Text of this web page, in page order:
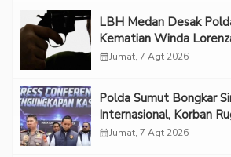
LBH Medan Desak
Kematian Winda
calendar_monthJumat, 7 Agt 2026
Polda Sumut Bongkar
Internasional, Korban
calendar_monthJumat, 7 Agt 2026